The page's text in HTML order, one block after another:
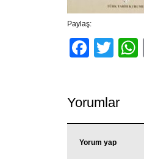
Paylaş:
Yorumlar
Yorum yap